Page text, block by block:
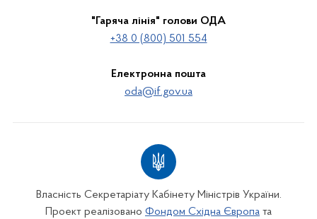
"Гаряча лінія" голови ОДА
+38 0 (800) 501 554
Електронна пошта
oda@if.gov.ua
Власність Секретаріату Кабінету Міністрів України.
Проект реалізовано Фондом Східна Європа та